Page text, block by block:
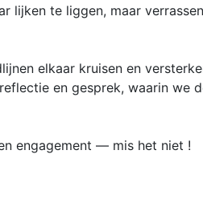
lijken te liggen, maar
elkaar kruisen en
en gesprek, waarin we
engagement — mis het niet !